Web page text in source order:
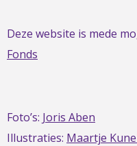
Deze website is mede
Fonds
Foto’s: Joris Aben
Illustraties: Maartje